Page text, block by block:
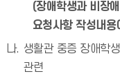
(장애학생과 비장
요청사항 작성내
생활관 중증 장애학
관련